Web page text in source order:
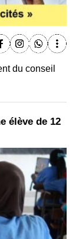
du conseil
élève de 12